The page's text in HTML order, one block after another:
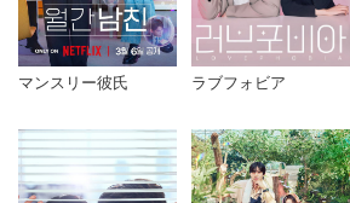
マンスリー彼氏 ラブフォビア